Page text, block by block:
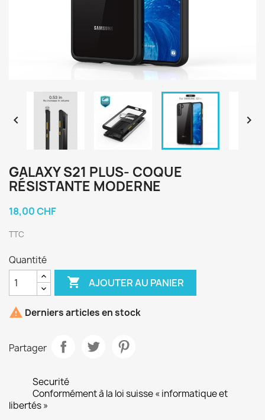
 
GALAXY S21 PLUS- COQUE
RÉSISTANTE MODERNE
18,00 CHF
TTC
Quantité
 AJOUTER AU PANIER
 Derniers articles en stock
Partager
Securité
Conformément à la loi suisse « informatique et
libertés »